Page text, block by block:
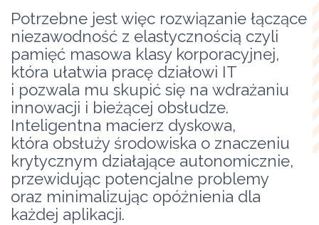
Potrzebne jest więc rozwiązanie łączące
niezawodność z elastycznością czyli
pamięć masowa klasy korporacyjnej,
która ułatwia pracę działowi IT
i pozwala mu skupić się na wdrażaniu
innowacji i bieżącej obsłudze.
Inteligentna macierz dyskowa,
która obsłuży środowiska o znaczeniu
krytycznym działające autonomicznie,
przewidując potencjalne problemy
oraz minimalizując opóźnienia dla
każdej aplikacji.